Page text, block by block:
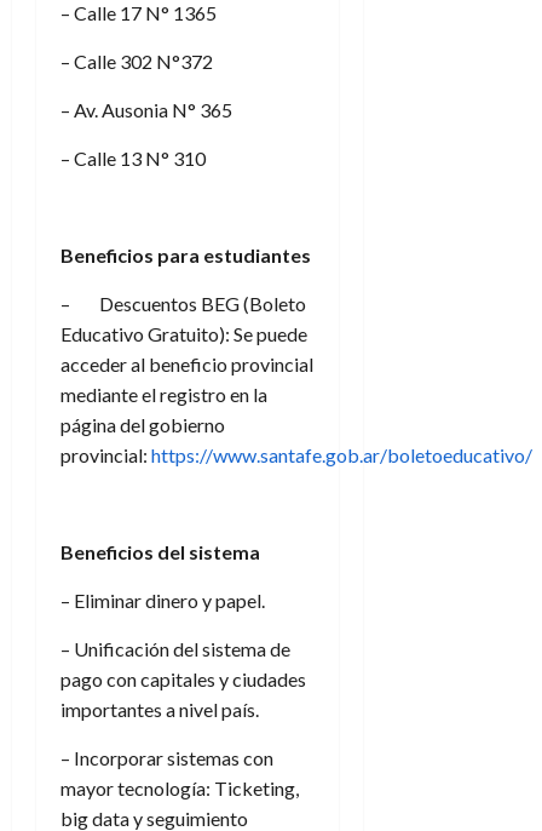
– Calle 17 N° 1365
– Calle 302 N°372
– Av. Ausonia N° 365
– Calle 13 N° 310
Beneficios para estudiantes
– Descuentos BEG (Boleto
Educativo Gratuito): Se puede
acceder al beneficio provincial
mediante el registro en la
página del gobierno
provincial: https://www.santafe.gob.ar/boletoeducativo/
Beneficios del sistema
– Eliminar dinero y papel.
– Unificación del sistema de
pago con capitales y ciudades
importantes a nivel país.
– Incorporar sistemas con
mayor tecnología: Ticketing,
big data y seguimiento